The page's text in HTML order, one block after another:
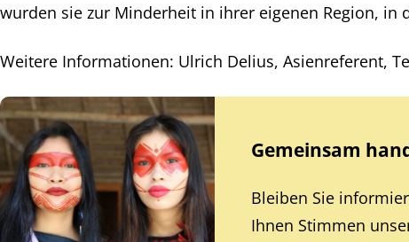
wurden sie zur Minderheit in ihrer eigenen Region, in
Weitere Informationen: Ulrich Delius, Asienreferent,
Gemeinsam
Bleiben Sie
Ihnen Stimmen